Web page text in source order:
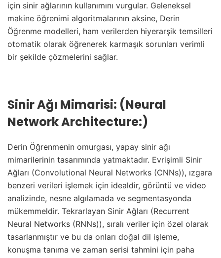
için sinir ağlarının kullanımını vurgular. Geleneksel
makine öğrenimi algoritmalarının aksine, Derin
Öğrenme modelleri, ham verilerden hiyerarşik temsilleri
otomatik olarak öğrenerek karmaşık sorunları verimli
bir şekilde çözmelerini sağlar.
Sinir Ağı Mimarisi: (Neural
Network Architecture:)
Derin Öğrenmenin omurgası, yapay sinir ağı
mimarilerinin tasarımında yatmaktadır. Evrişimli Sinir
Ağları (Convolutional Neural Networks (CNNs)), ızgara
benzeri verileri işlemek için idealdir, görüntü ve video
analizinde, nesne algılamada ve segmentasyonda
mükemmeldir. Tekrarlayan Sinir Ağları (Recurrent
Neural Networks (RNNs)), sıralı veriler için özel olarak
tasarlanmıştır ve bu da onları doğal dil işleme,
konuşma tanıma ve zaman serisi tahmini için paha